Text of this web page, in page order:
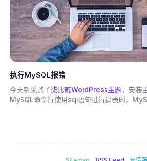
执行MySQL报错
今天新采购了柒比贰WordPress主题，安装
MySQL命令行使用sql语句进行建表时，